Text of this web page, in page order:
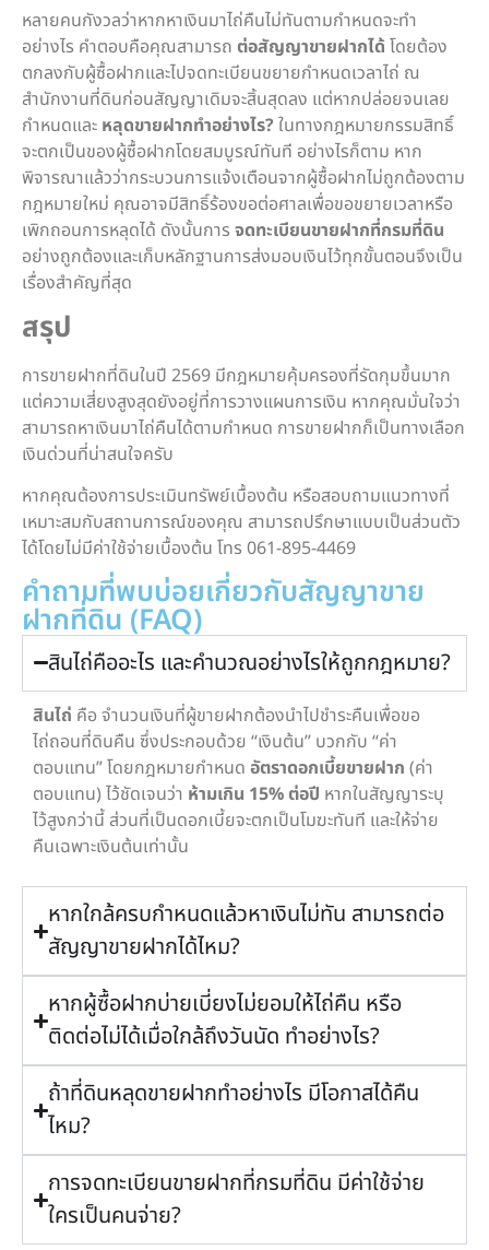
หลายคนกังวลว่าหากหาเงินมาไถ่คืนไม่ทันตามกำหนดจะทำ
อย่างไร คำตอบคือคุณสามารถ ต่อสัญญาขายฝากได้ โดยต้อง
ตกลงกับผู้ซื้อฝากและไปจดทะเบียนขยายกำหนดเวลาไถ่ ณ
สำนักงานที่ดินก่อนสัญญาเดิมจะสิ้นสุดลง แต่หากปล่อยจนเลย
กำหนดและ หลุดขายฝากทำอย่างไร?ในทางกฎหมายกรรมสิทธิ์
จะตกเป็นของผู้ซื้อฝากโดยสมบูรณ์ทันที อย่างไรก็ตาม หาก
พิจารณาแล้วว่ากระบวนการแจ้งเตือนจากผู้ซื้อฝากไม่ถูกต้องตาม
กฎหมายใหม่ คุณอาจมีสิทธิ์ร้องขอต่อศาลเพื่อขอขยายเวลาหรือ
เพิกถอนการหลุดได้ ดังนั้นการ จดทะเบียนขายฝากที่กรมที่ดิน
อย่างถูกต้องและเก็บหลักฐานการส่งมอบเงินไว้ทุกขั้นตอนจึงเป็น
เรื่องสำคัญที่สุด
สรุป
การขายฝากที่ดินในปี 2569 มีกฎหมายคุ้มครองที่รัดกุมขึ้นมาก
แต่ความเสี่ยงสูงสุดยังอยู่ที่การวางแผนการเงิน หากคุณมั่นใจว่า
สามารถหาเงินมาไถ่คืนได้ตามกำหนด การขายฝากก็เป็นทางเลือก
เงินด่วนที่น่าสนใจครับ
หากคุณต้องการประเมินทรัพย์เบื้องต้น หรือสอบถามแนวทางที่
เหมาะสมกับสถานการณ์ของคุณ สามารถปรึกษาแบบเป็นส่วนตัว
ได้โดยไม่มีค่าใช้จ่ายเบื้องต้น โทร 061-895-4469
คำถามที่พบบ่อยเกี่ยวกับสัญญาขาย
ฝากที่ดิน (FAQ)
สินไถ่คืออะไร และคำนวณอย่างไรให้ถูกกฎหมาย?
สินไถ่ คือ จำนวนเงินที่ผู้ขายฝากต้องนำไปชำระคืนเพื่อขอ
ไถ่ถอนที่ดินคืน ซึ่งประกอบด้วย “เงินต้น” บวกกับ “ค่า
ตอบแทน” โดยกฎหมายกำหนด อัตราดอกเบี้ยขายฝาก (ค่า
ตอบแทน) ไว้ชัดเจนว่า ห้ามเกิน 15% ต่อปี หากในสัญญาระบุ
ไว้สูงกว่านี้ ส่วนที่เป็นดอกเบี้ยจะตกเป็นโมฆะทันที และให้จ่าย
คืนเฉพาะเงินต้นเท่านั้น
หากใกล้ครบกำหนดแล้วหาเงินไม่ทัน สามารถต่อ
สัญญาขายฝากได้ไหม?
หากผู้ซื้อฝากบ่ายเบี่ยงไม่ยอมให้ไถ่คืน หรือ
ติดต่อไม่ได้เมื่อใกล้ถึงวันนัด ทำอย่างไร?
ถ้าที่ดินหลุดขายฝากทำอย่างไร มีโอกาสได้คืน
ไหม?
การจดทะเบียนขายฝากที่กรมที่ดิน มีค่าใช้จ่าย
ใครเป็นคนจ่าย?